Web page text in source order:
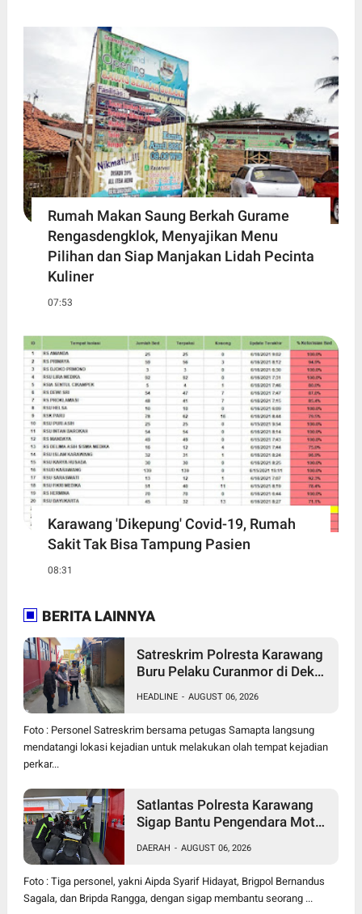
Rumah Makan Saung Berkah Gurame
Rengasdengklok, Menyajikan Menu
Pilihan dan Siap Manjakan Lidah Pecinta
Kuliner
07:53
Karawang 'Dikepung' Covid-19, Rumah
Sakit Tak Bisa Tampung Pasien
08:31
BERITA LAINNYA
Satreskrim Polresta Karawang
Buru Pelaku Curanmor di Dekat
Rugi Rp19 Juta
HEADLINE - AUGUST 06, 2026
Foto : Personel Satreskrim bersama petugas Samapta langsung
mendatangi lokasi kejadian untuk melakukan olah tempat kejadian
perkar...
Satlantas Polresta Karawang
Sigap Bantu Pengendara Motor
Apresiasi
DAERAH - AUGUST 06, 2026
Foto : Tiga personel, yakni Aipda Syarif Hidayat, Brigpol Bernandus
Sagala, dan Bripda Rangga, dengan sigap membantu seorang ...